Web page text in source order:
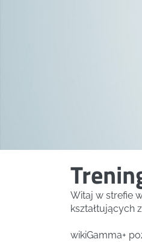
Witaj w strefie
kształtujących
wikiGamma+